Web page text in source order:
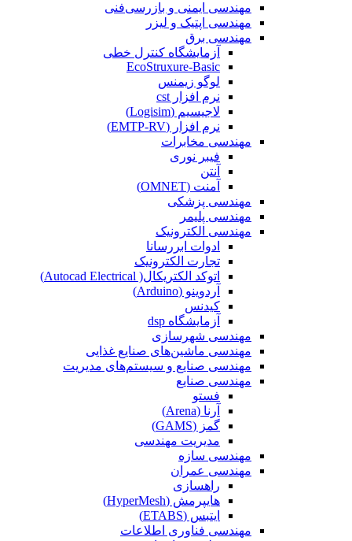
مهندسی ایمنی‌ و‌ بازرسی‌فنی
مهندسی اپتیک و لیزر
مهندسی برق
آزمایشگاه کنترل خطی
EcoStruxure-Basic
لوگو زیمنس
نرم افزار cst
لاجیسیم (Logisim)
نرم افزار (EMTP-RV)
مهندسی مخابرات
فیبر نوری
آنتن
آمنت (OMNET)
مهندسی پزشکی
مهندسی پلیمر
مهندسی الکترونیک
ادوات ابررسانا
تجارت الکترونیک
اتوکد الکتریکال( Autocad Electrical)
آردوینو (Arduino)
کیدنس
آزمایشگاه dsp
مهندسی شهرسازی
مهندسی ماشین‌های صنایع غذایی
مهندسی صنایع و سیستم‌های مدیریت
مهندسی صنایع
فستو
آرنا (Arena)
گمز (GAMS)
مدیریت مهندسی
مهندسی سازه
مهندسی عمران‌
راهسازی
هایپرمش (HyperMesh)
ایتبس (ETABS)
مهندسی فناوری اطلاعات